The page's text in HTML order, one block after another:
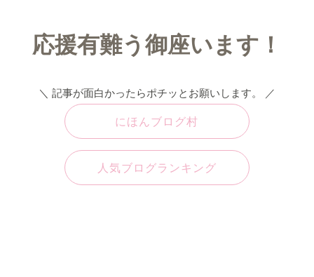
応援有難う御座います！
＼ 記事が面白かったらポチッとお願いします。 ／
にほんブログ村
人気ブログランキング